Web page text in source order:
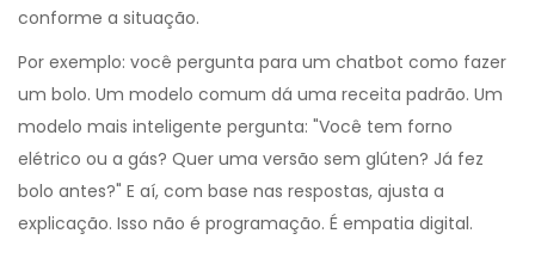
conforme a situação.
Por exemplo: você pergunta para um chatbot como fazer
um bolo. Um modelo comum dá uma receita padrão. Um
modelo mais inteligente pergunta: "Você tem forno
elétrico ou a gás? Quer uma versão sem glúten? Já fez
bolo antes?" E aí, com base nas respostas, ajusta a
explicação. Isso não é programação. É empatia digital.